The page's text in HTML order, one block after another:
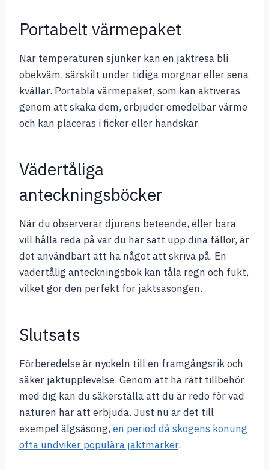
Portabelt värmepaket
När temperaturen sjunker kan en jaktresa bli
obekväm, särskilt under tidiga morgnar eller sena
kvällar. Portabla värmepaket, som kan aktiveras
genom att skaka dem, erbjuder omedelbar värme
och kan placeras i fickor eller handskar.
Vädertåliga
anteckningsböcker
När du observerar djurens beteende, eller bara
vill hålla reda på var du har satt upp dina fällor, är
det användbart att ha något att skriva på. En
vädertålig anteckningsbok kan tåla regn och fukt,
vilket gör den perfekt för jaktsäsongen.
Slutsats
Förberedelse är nyckeln till en framgångsrik och
säker jaktupplevelse. Genom att ha rätt tillbehör
med dig kan du säkerställa att du är redo för vad
naturen har att erbjuda. Just nu är det till
exempel älgsäsong, en period då skogens konung
ofta undviker populära jaktmarker.